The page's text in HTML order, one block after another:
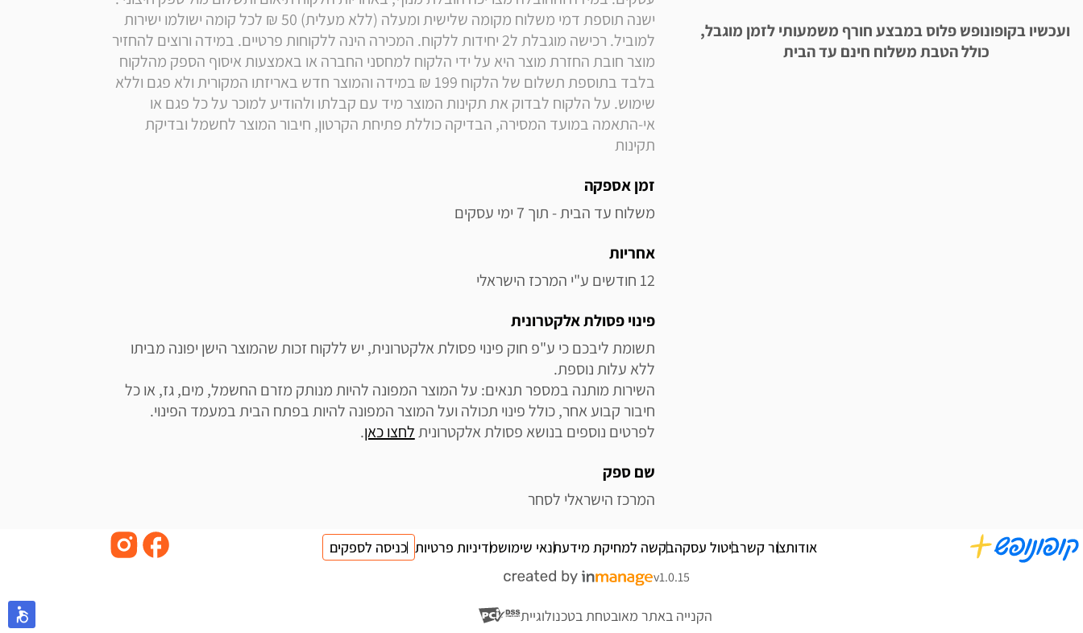
ועכשיו בקופונופש פלוס במבצע חורף משמעותי לזמן מוגבל,
כולל הטבת משלוח חינם עד הבית
תקינות
זמן אספקה
משלוח עד הבית - תוך 7 ימי עסקים
אחריות
12 חודשים ע"י המרכז הישראלי
פינוי פסולת אלקטרונית
לפרטים נוספים בנושא פסולת אלקטרונית לחצו כאן.
שם ספק
המרכז הישראלי לסחר
אודותצור קשרביטול עסקהבקשה למחיקת מידעתנאי שימושמדיניות פרטיות כניסה לספקים
v1.0.15
הקנייה באתר מאובטחת בטכנולוגיית